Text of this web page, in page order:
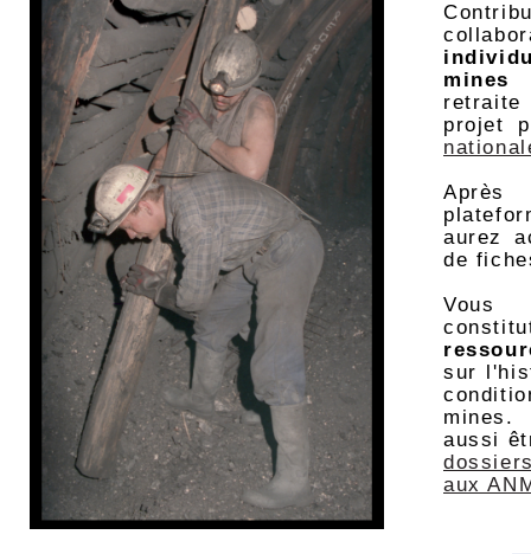
mines
projet
aurez
de
sur
mines.
aussi
aux